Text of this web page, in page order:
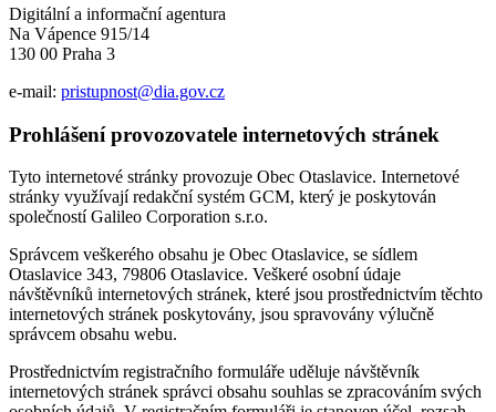
Digitální a informační agentura
Na Vápence 915/14
130 00 Praha 3
e-mail: pristupnost@dia.gov.cz
Prohlášení provozovatele internetových stránek
Tyto internetové stránky provozuje Obec Otaslavice. Internetové
stránky využívají redakční systém GCM, který je poskytován
společností Galileo Corporation s.r.o.
Správcem veškerého obsahu je Obec Otaslavice, se sídlem
Otaslavice 343, 79806 Otaslavice. Veškeré osobní údaje
návštěvníků internetových stránek, které jsou prostřednictvím těchto
internetových stránek poskytovány, jsou spravovány výlučně
správcem obsahu webu.
Prostřednictvím registračního formuláře uděluje návštěvník
internetových stránek správci obsahu souhlas se zpracováním svých